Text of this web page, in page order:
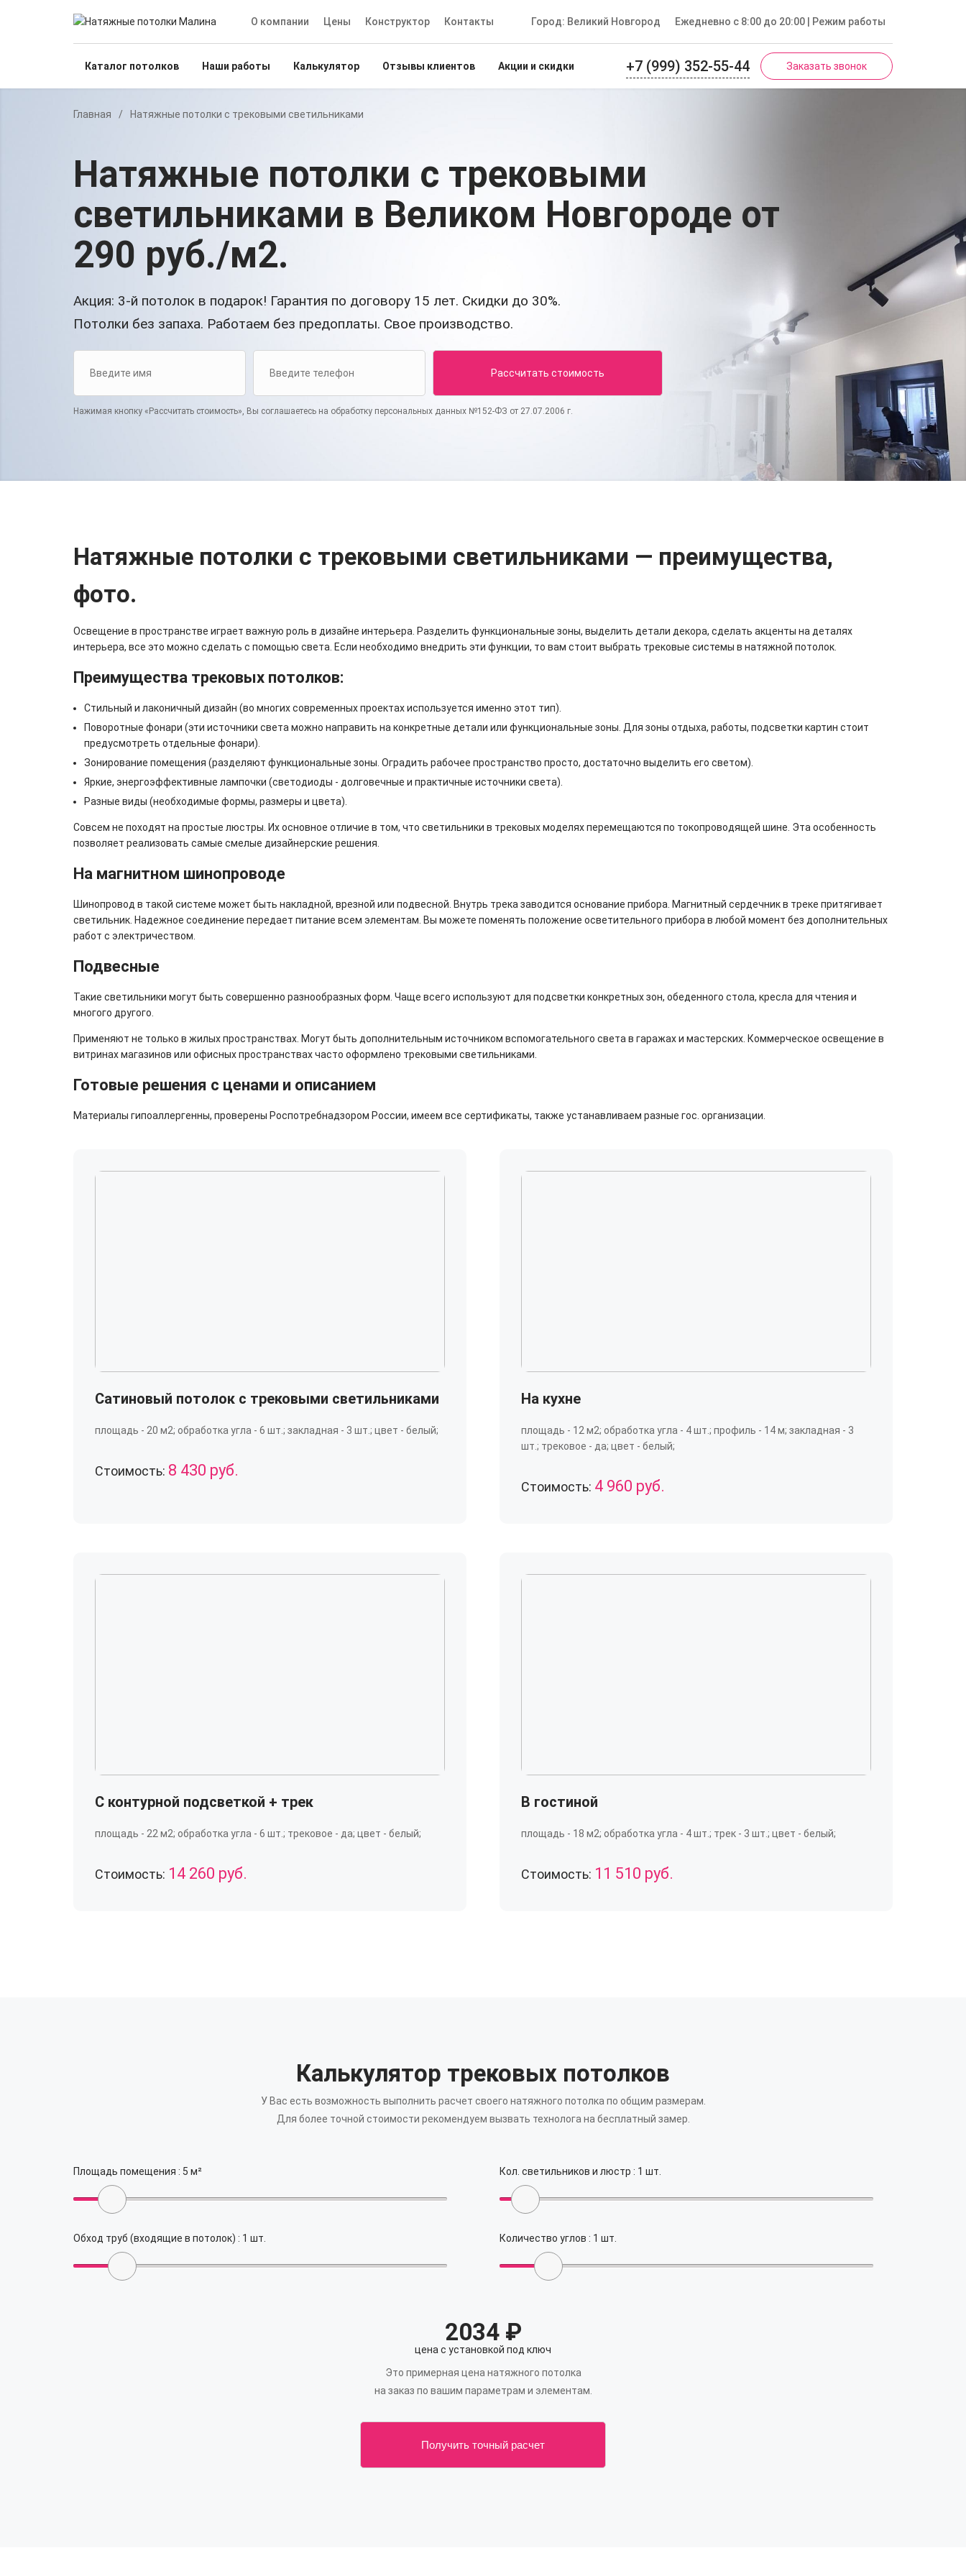
О компании Цены Конструктор Контакты Город: Великий Новгород Ежедневно с 8:00 до 20:00 | Режим работы
Каталог потолков Наши работы Калькулятор Отзывы клиентов Акции и скидки +7 (999) 352-55-44 Заказать звонок
Главная / Натяжные потолки с трековыми светильниками
Натяжные потолки с трековыми
светильниками в Великом Новгороде от
290 руб./м2.
Акция: 3-й потолок в подарок! Гарантия по договору 15 лет. Скидки до 30%.
Потолки без запаха. Работаем без предоплаты. Свое производство.
Нажимая кнопку «Рассчитать стоимость», Вы соглашаетесь на обработку персональных данных №152-ФЗ от 27.07.2006 г.
Натяжные потолки с трековыми светильниками — преимущества,
фото.
Освещение в пространстве играет важную роль в дизайне интерьера. Разделить функциональные зоны, выделить детали декора, сделать акценты на деталях
интерьера, все это можно сделать с помощью света. Если необходимо внедрить эти функции, то вам стоит выбрать трековые системы в натяжной потолок.
Преимущества трековых потолков:
Стильный и лаконичный дизайн (во многих современных проектах используется именно этот тип).
Поворотные фонари (эти источники света можно направить на конкретные детали или функциональные зоны. Для зоны отдыха, работы, подсветки картин стоит
предусмотреть отдельные фонари).
Зонирование помещения (разделяют функциональные зоны. Оградить рабочее пространство просто, достаточно выделить его светом).
Яркие, энергоэффективные лампочки (светодиоды - долговечные и практичные источники света).
Разные виды (необходимые формы, размеры и цвета).
Совсем не походят на простые люстры. Их основное отличие в том, что светильники в трековых моделях перемещаются по токопроводящей шине. Эта особенность
позволяет реализовать самые смелые дизайнерские решения.
На магнитном шинопроводе
Шинопровод в такой системе может быть накладной, врезной или подвесной. Внутрь трека заводится основание прибора. Магнитный сердечник в треке притягивает
светильник. Надежное соединение передает питание всем элементам. Вы можете поменять положение осветительного прибора в любой момент без дополнительных
работ с электричеством.
Подвесные
Такие светильники могут быть совершенно разнообразных форм. Чаще всего используют для подсветки конкретных зон, обеденного стола, кресла для чтения и
многого другого.
Применяют не только в жилых пространствах. Могут быть дополнительным источником вспомогательного света в гаражах и мастерских. Коммерческое освещение в
витринах магазинов или офисных пространствах часто оформлено трековыми светильниками.
Готовые решения с ценами и описанием
Материалы гипоаллергенны, проверены Роспотребнадзором России, имеем все сертификаты, также устанавливаем разные гос. организации.
Сатиновый потолок с трековыми светильниками
площадь - 20 м2; обработка угла - 6 шт.; закладная - 3 шт.; цвет - белый;
Стоимость: 8 430 руб.
На кухне
площадь - 12 м2; обработка угла - 4 шт.; профиль - 14 м; закладная - 3
шт.; трековое - да; цвет - белый;
Стоимость: 4 960 руб.
С контурной подсветкой + трек
площадь - 22 м2; обработка угла - 6 шт.; трековое - да; цвет - белый;
Стоимость: 14 260 руб.
В гостиной
площадь - 18 м2; обработка угла - 4 шт.; трек - 3 шт.; цвет - белый;
Стоимость: 11 510 руб.
Калькулятор трековых потолков
У Вас есть возможность выполнить расчет своего натяжного потолка по общим размерам.
Для более точной стоимости рекомендуем вызвать технолога на бесплатный замер.
Площадь помещения : 5 м² Кол. светильников и люстр : 1 шт.
Обход труб (входящие в потолок) : 1 шт. Количество углов : 1 шт.
2034 ₽
цена с установкой под ключ
Это примерная цена натяжного потолка
на заказ по вашим параметрам и элементам.
Получить точный расчет